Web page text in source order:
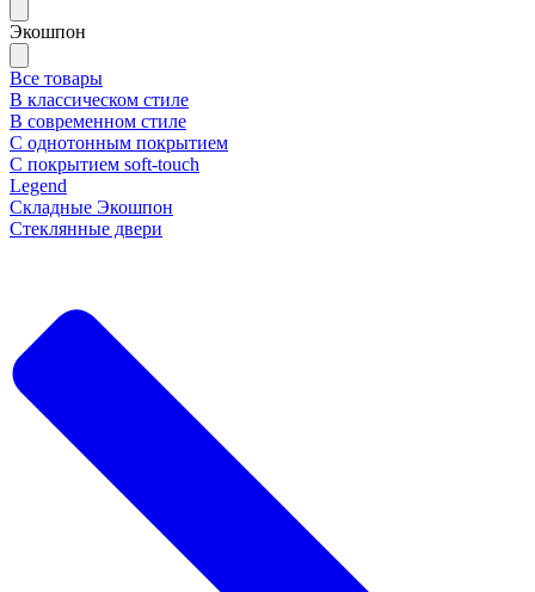
Экошпон
Все товары
В классическом стиле
В современном стиле
С однотонным покрытием
С покрытием soft-touch
Legend
Складные Экошпон
Стеклянные двери